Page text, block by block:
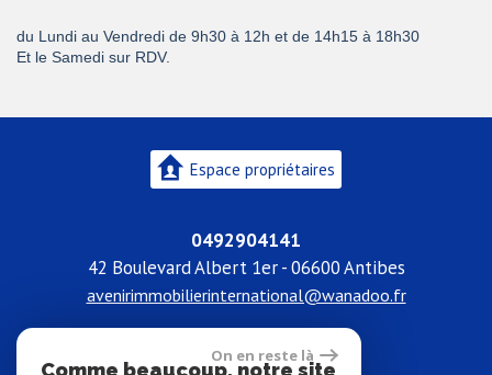
du Lundi au Vendredi de 9h30 à 12h et de 14h15 à 18h30
Et le Samedi sur RDV.
Espace propriétaires
0492904141
42 Boulevard Albert 1er - 06600 Antibes
avenirimmobilierinternational@wanadoo.fr
On en reste là
Comme beaucoup, notre site